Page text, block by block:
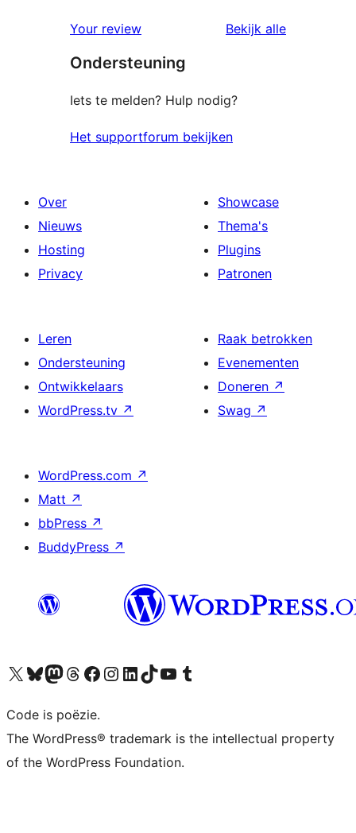
Your review Bekijk alle
Ondersteuning
Iets te melden? Hulp nodig?
Het supportforum bekijken
Over
Nieuws
Hosting
Privacy
Showcase
Thema's
Plugins
Patronen
Leren
Ondersteuning
Ontwikkelaars
WordPress.tv ↗
Raak betrokken
Evenementen
Doneren ↗
Swag ↗
WordPress.com ↗
Matt ↗
bbPress ↗
BuddyPress ↗
Bezoek ons X (voorheen Twitter) account
Bezoek ons Bluesky account
Bezoek ons Mastodon account
Bezoek ons Threads account
Onze Facebook pagina bezoeken
Bezoek ons Instagram account
Bezoek ons LinkedIn account
Bezoek ons TikTok account
Bezoek ons YouTube kanaalBezoek ons Tumblr account
Code is poëzie.
The WordPress® trademark is the intellectual property
of the WordPress Foundation.